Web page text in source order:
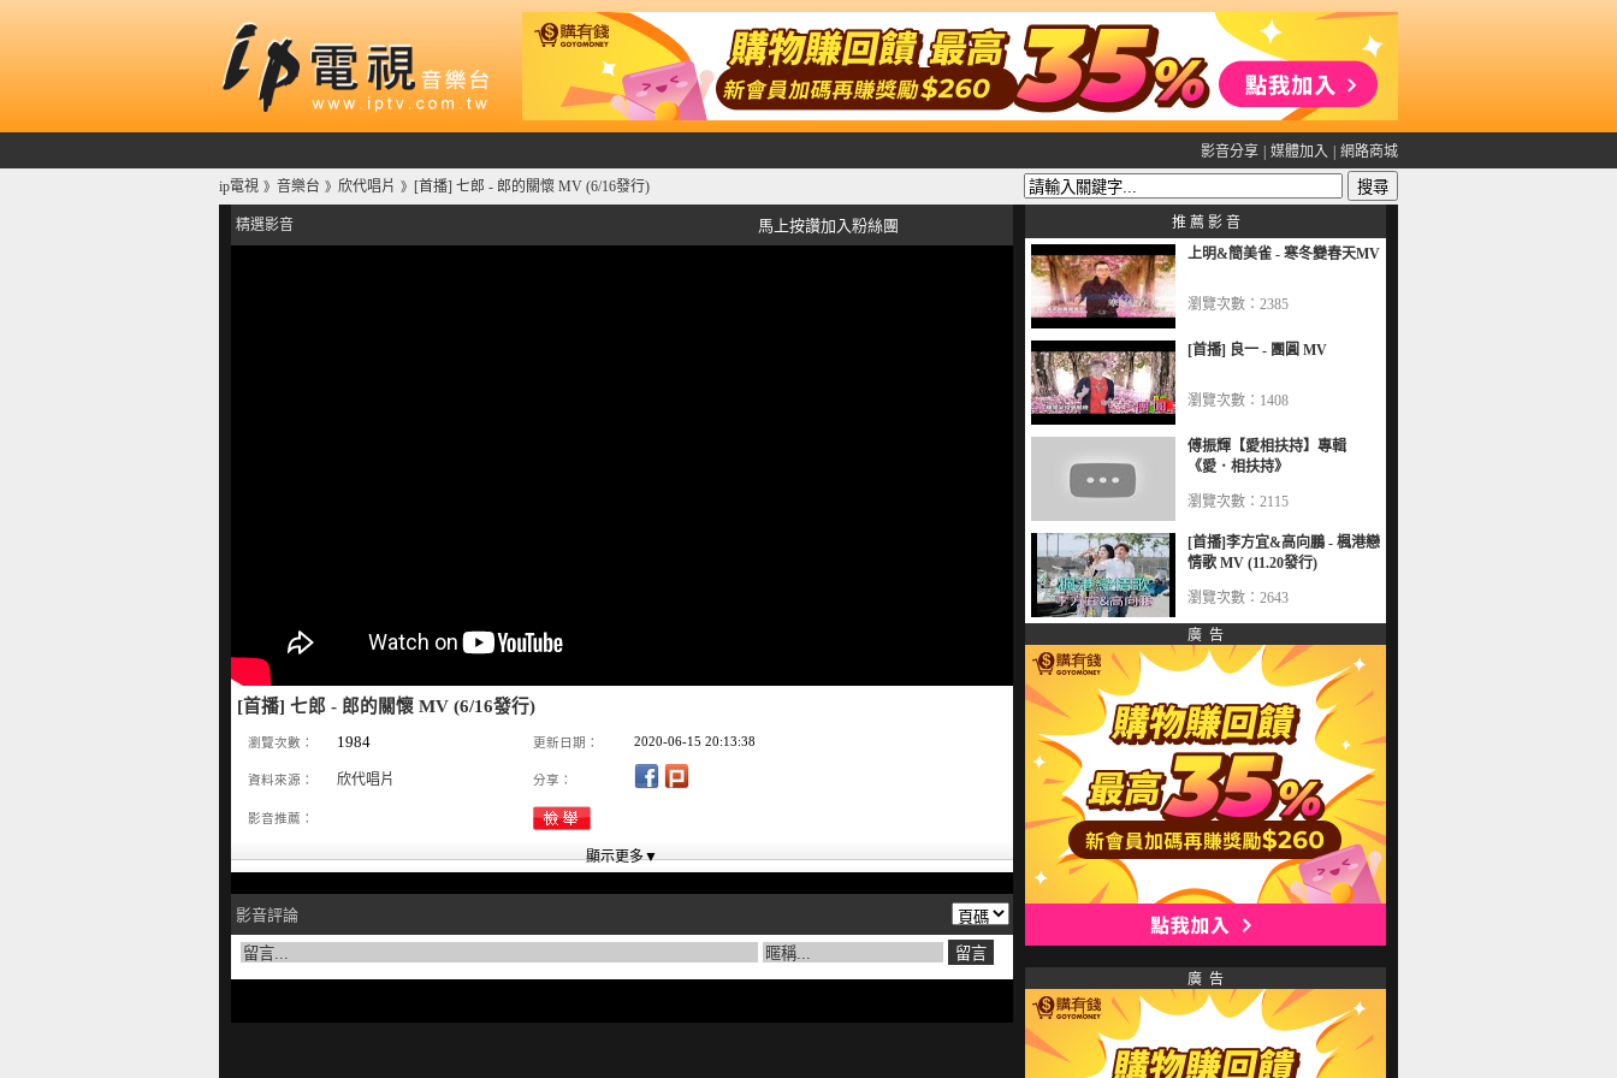
影音分享 媒體加入 網路商城
ip電視 》 音樂台 》 欣代唱片 》 [首播] 七郎 - 郎的關懷 MV (6/16發行)
精選影音 馬上按讚加入粉絲團
[首播] 七郎 - 郎的關懷 MV (6/16發行)
瀏覽次數： 1984 更新日期： 2020-06-15 20:13:38
資料來源： 欣代唱片 分享：
影音推薦：
影音評論
推 薦 影 音
上明&簡美雀 - 寒冬變春天MV
瀏覽次數：2385
[首播] 良一 - 團圓 MV
瀏覽次數：1408
傅振輝【愛相扶持】專輯
《愛．相扶持》
瀏覽次數：2115
[首播]李方宜&高向鵬 - 楓港戀
情歌 MV (11.20發行)
瀏覽次數：2643
廣 告
廣 告